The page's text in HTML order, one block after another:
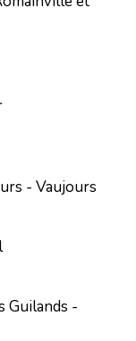
- Vaujours
Guilands -